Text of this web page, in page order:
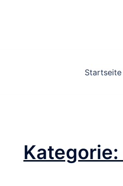
Startseite
Kategorie: